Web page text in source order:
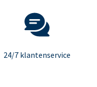
24/7 klantenservice